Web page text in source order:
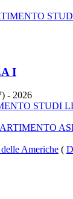
I
- 2026
STUDI
Americhe (